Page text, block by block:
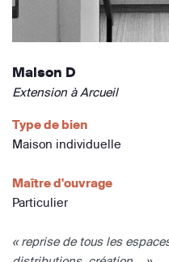
Maison D
Extension à Arcueil
Type de bien
Maison individuelle
Maître d'ouvrage
Particulier
« reprise de tous les